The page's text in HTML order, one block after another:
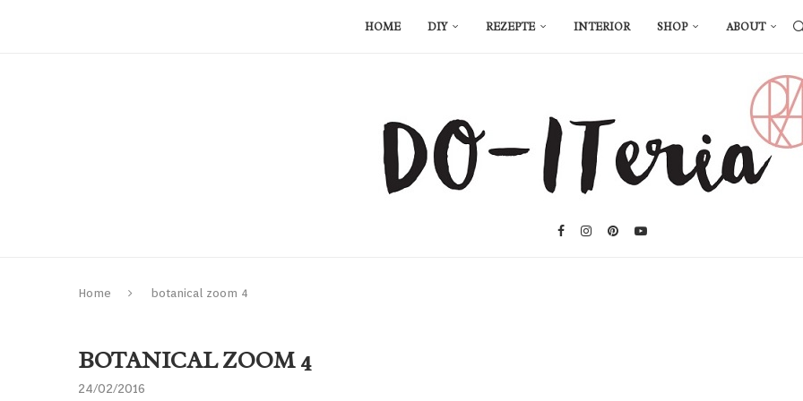
HOME DIY REZEPTE INTERIOR SHOP ABOUT
Home botanical zoom 4
BOTANICAL ZOOM 4
24/02/2016